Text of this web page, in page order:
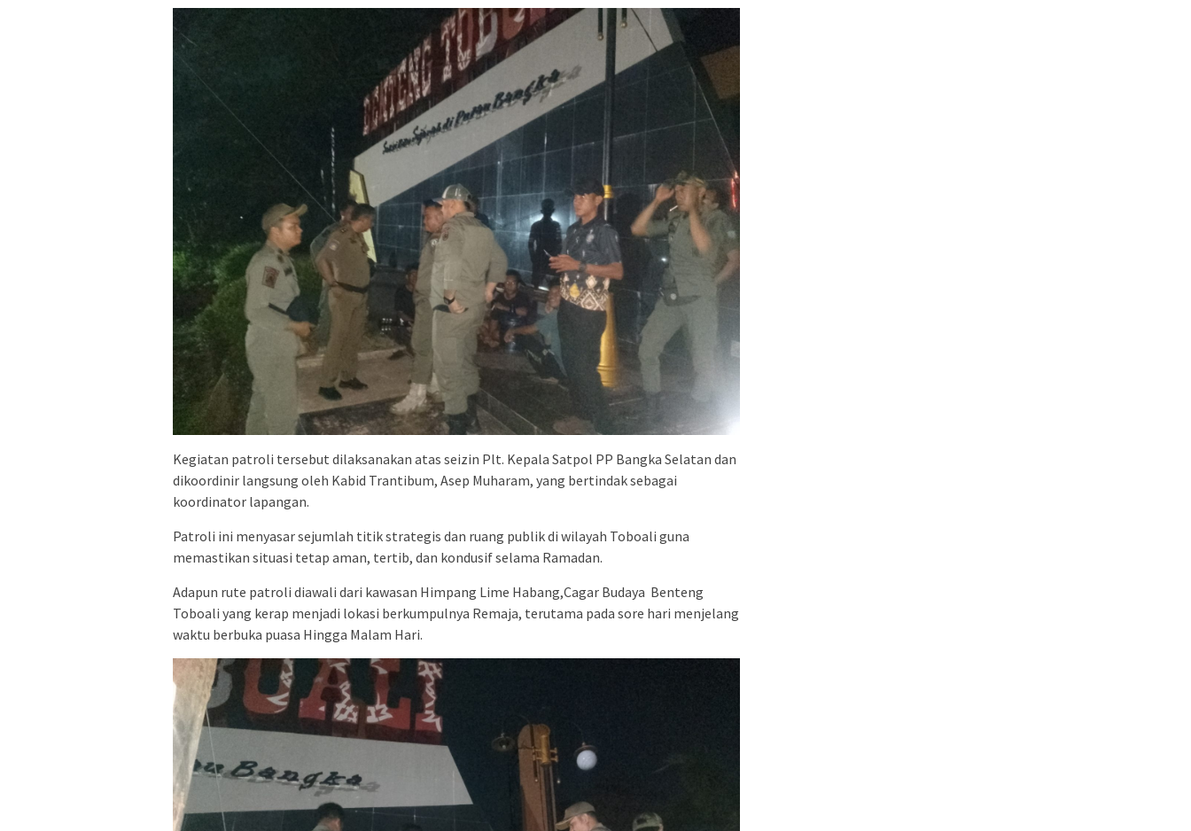
Kegiatan patroli tersebut dilaksanakan atas seizin Plt. Kepala Satpol PP Bangka Selatan dan
dikoordinir langsung oleh Kabid Trantibum, Asep Muharam, yang bertindak sebagai
koordinator lapangan.
Patroli ini menyasar sejumlah titik strategis dan ruang publik di wilayah Toboali guna
memastikan situasi tetap aman, tertib, dan kondusif selama Ramadan.
Adapun rute patroli diawali dari kawasan Himpang Lime Habang,Cagar Budaya Benteng
Toboali yang kerap menjadi lokasi berkumpulnya Remaja, terutama pada sore hari menjelang
waktu berbuka puasa Hingga Malam Hari.